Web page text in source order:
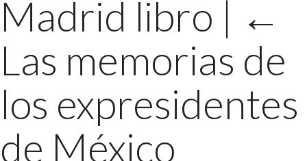
Madrid libro | ←
Las memorias de
los expresidentes
de México